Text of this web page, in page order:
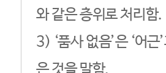
와 같은 층위로 처리함.
3) ‘품사 없음’은 ‘어